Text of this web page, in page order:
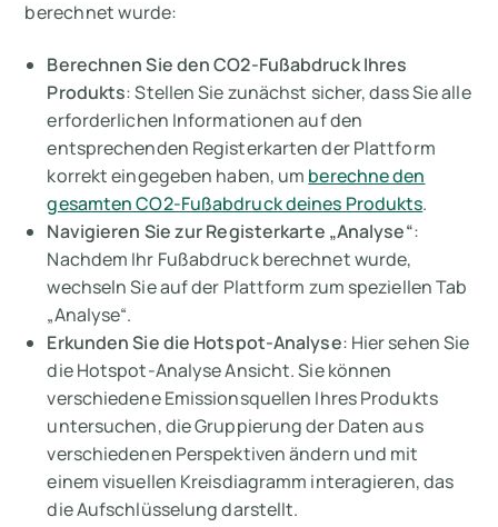
berechnet wurde:
Berechnen Sie den CO2-Fußabdruck Ihres
Produkts: Stellen Sie zunächst sicher, dass Sie alle
erforderlichen Informationen auf den
entsprechenden Registerkarten der Plattform
korrekt eingegeben haben, um berechne den
gesamten CO2-Fußabdruck deines Produkts.
Navigieren Sie zur Registerkarte „Analyse“:
Nachdem Ihr Fußabdruck berechnet wurde,
wechseln Sie auf der Plattform zum speziellen Tab
„Analyse“.
Erkunden Sie die Hotspot-Analyse: Hier sehen Sie
dieHotspot-AnalyseAnsicht. Sie können
verschiedene Emissionsquellen Ihres Produkts
untersuchen, die Gruppierung der Daten aus
verschiedenen Perspektiven ändern und mit
einem visuellen Kreisdiagramm interagieren, das
die Aufschlüsselung darstellt.